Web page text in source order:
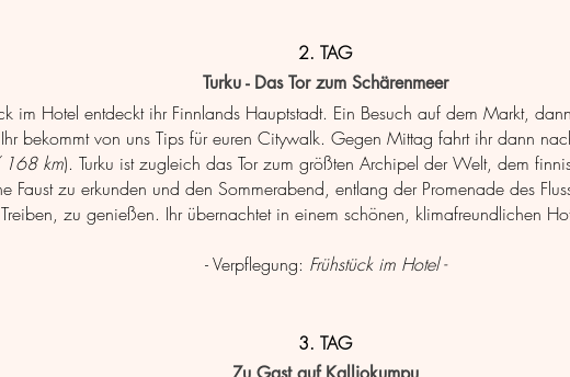
2. TAG
Turku - Das Tor zum Schärenmeer
im Hotel entdeckt ihr Finnlands Hauptstadt. Ein Besuch auf dem Markt,
bekommt von uns Tips für euren Citywalk. Gegen Mittag fahrt ihr dann
168 km). Turku ist zugleich das Tor zum größten Archipel der Welt, dem
Faust zu erkunden und den Sommerabend, entlang der Promenade des
Treiben, zu genießen. Ihr übernachtet in einem schönen, klimafreundlichen
- Verpflegung: Frühstück im Hotel -
3. TAG